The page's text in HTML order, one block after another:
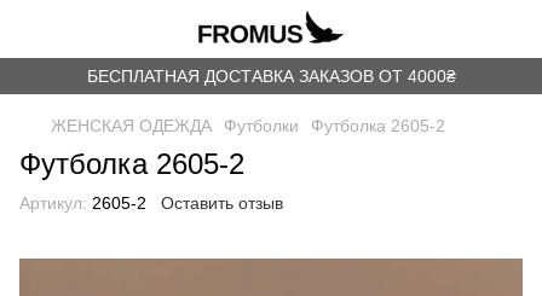
БЕСПЛАТНАЯ ДОСТАВКА ЗАКАЗОВ ОТ 4000₴
ЖЕНСКАЯ ОДЕЖДА Футболки Футболка 2605-2
Футболка 2605-2
Артикул: 2605-2 Оставить отзыв